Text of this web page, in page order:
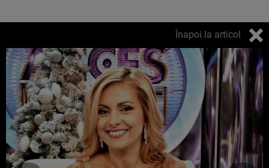
Înapoi la articol